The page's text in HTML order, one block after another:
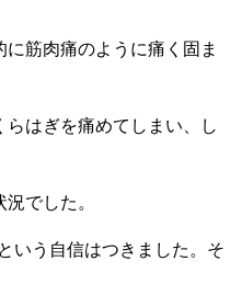
筋肉痛のように痛く固ま
らはぎを痛めてしまい、し
況でした。
いう自信はつきました。そ